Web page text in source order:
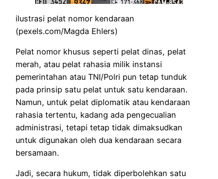
ilustrasi pelat nomor kendaraan
(pexels.com/Magda Ehlers)
Pelat nomor khusus seperti pelat dinas, pelat
merah, atau pelat rahasia milik instansi
pemerintahan atau TNI/Polri pun tetap tunduk
pada prinsip satu pelat untuk satu kendaraan.
Namun, untuk pelat diplomatik atau kendaraan
rahasia tertentu, kadang ada pengecualian
administrasi, tetapi tetap tidak dimaksudkan
untuk digunakan oleh dua kendaraan secara
bersamaan.
Jadi, secara hukum, tidak diperbolehkan satu